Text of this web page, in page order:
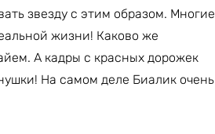
звезду с этим образом. Многие
жизни! Каково же
А кадры с красных дорожек
На самом деле Биалик очень